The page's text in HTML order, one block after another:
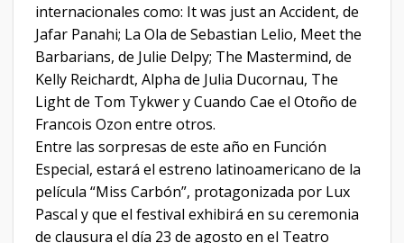
internacionales como: It was just an Accident, de
Jafar Panahi; La Ola de Sebastian Lelio, Meet the
Barbarians, de Julie Delpy; The Mastermind, de
Kelly Reichardt, Alpha de Julia Ducornau, The
Light de Tom Tykwer y Cuando Cae el Otoño de
Francois Ozon entre otros.
Entre las sorpresas de este año en Función
Especial, estará el estreno latinoamericano de la
película “Miss Carbón”, protagonizada por Lux
Pascal y que el festival exhibirá en su ceremonia
de clausura el día 23 de agosto en el Teatro